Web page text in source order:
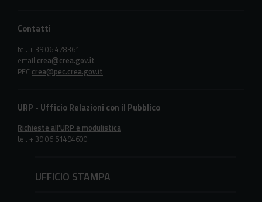
Contatti
tel. + 39 06 478361
email crea@crea.gov.it
PEC crea@pec.crea.gov.it
URP - Ufficio Relazioni con il Pubblico
Richieste all'URP e modulistica
tel. + 39 06 51494600
UFFICIO STAMPA